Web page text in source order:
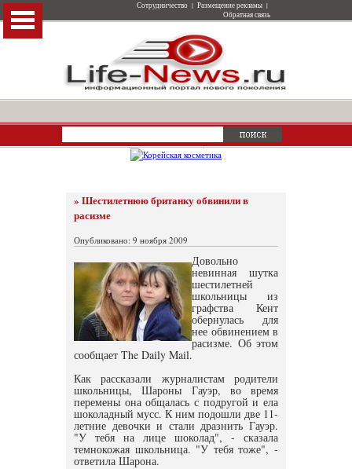
Сотрудничество | Размещение рекламы |
Обратная связь
» Шестилетнюю британку обвинили в
расизме
Опубликовано: 9 ноября 2009
Довольно
невинная шутка
шестилетней
школьницы из
графства Кент
обернулась для
нее обвинением в
расизме. Об этом
сообщает The Daily Mail.
Как рассказали журналистам родители
школьницы, Шароны Гауэр, во время
перемены она общалась с подругой и ела
шоколадный мусс. К ним подошли две 11-
летние девочки и стали дразнить Гауэр.
"У тебя на лице шоколад", - сказала
темнокожая школьница. "У тебя тоже", -
ответила Шарона.